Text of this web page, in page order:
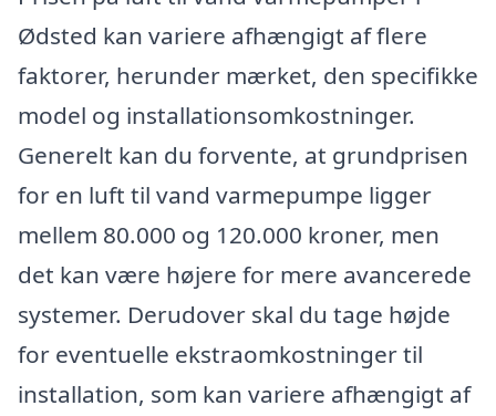
Ødsted kan variere afhængigt af flere
faktorer, herunder mærket, den specifikke
model og installationsomkostninger.
Generelt kan du forvente, at grundprisen
for en luft til vand varmepumpe ligger
mellem 80.000 og 120.000 kroner, men
det kan være højere for mere avancerede
systemer. Derudover skal du tage højde
for eventuelle ekstraomkostninger til
installation, som kan variere afhængigt af